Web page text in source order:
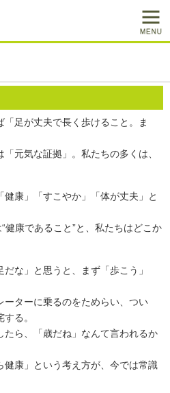
「足が丈夫で長く歩けること。ま
元気な証拠」。私たちの多くは、
康」「すこやか」「体が丈夫」と
健康であること”と、私たちはどこか
な」と思うと、まず「歩こう」
ーターに乗るのをためらい、つい
る。
たら、「歳だね」なんて言われるか
健康」という考え方が、今では常識